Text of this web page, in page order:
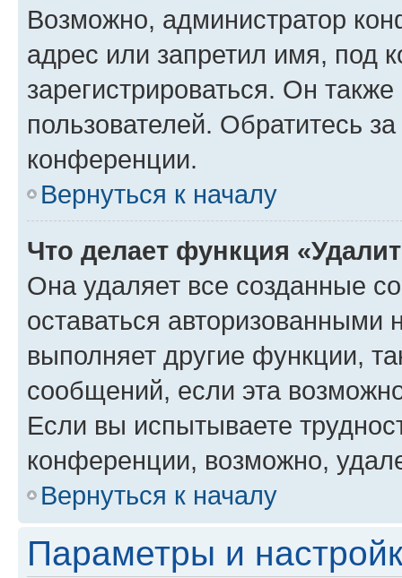
Возможно, администратор
адрес или запретил имя, под
зарегистрироваться. Он
пользователей. Обратитесь
конференции.
Вернуться к началу
Что делает функция
Она удаляет все созданные
оставаться авторизованными
выполняет другие функции,
сообщений, если эта
Если вы испытываете
конференции, возможно,
Вернуться к началу
Параметры и